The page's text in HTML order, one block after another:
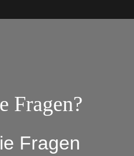
Fragen?
Fragen